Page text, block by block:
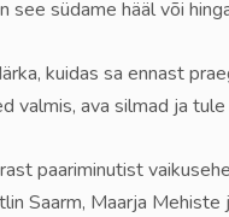
see südame hääl või
kuidas sa ennast
valmis, ava silmad ja
paariminutist
Saarm, Maarja